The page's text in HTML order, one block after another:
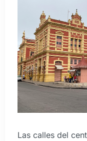
Las calles del